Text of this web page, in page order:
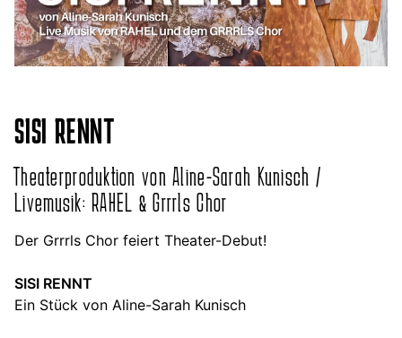
SISI RENNT
Theaterproduktion von Aline-Sarah Kunisch /
Livemusik: RAHEL & Grrrls Chor
Der Grrrls Chor feiert Theater-Debut!
SISI RENNT
Ein Stück von Aline-Sarah Kunisch